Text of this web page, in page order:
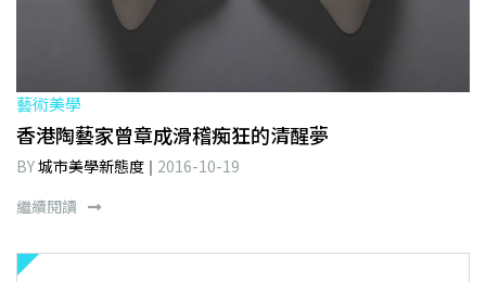
藝術美學
香港陶藝家曾章成滑稽痴狂的清醒夢
BY城市美學新態度
2016-10-19
繼續閱讀